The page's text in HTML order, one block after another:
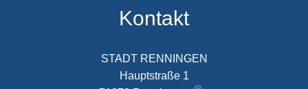
Kontakt
STADT RENNINGEN
Hauptstraße 1